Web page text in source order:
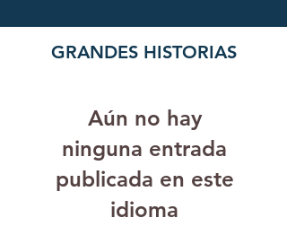
GRANDES HISTORIAS
Aún no hay
ninguna entrada
publicada en este
idioma